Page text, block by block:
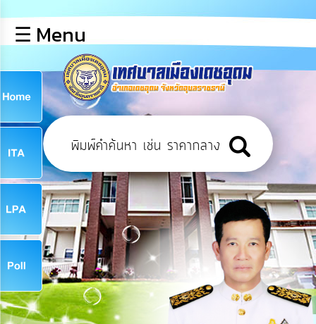
หลัก
ข้อมูล
พื้น
ฐาน
บุคลากร
ข่าว
ประชาสัมพันธ์
การ
เผย
ข้อมูล
สาธารณะ
OIT
☰ Menu